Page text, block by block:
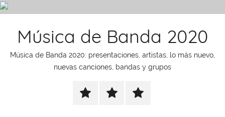
Música de Banda 2020
Música de Banda 2020: presentaciones, artistas, lo más nuevo,
nuevas canciones, bandas y grupos
presentaciones
noticiasArtistas